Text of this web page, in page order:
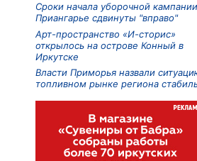
Сроки начала уборочной
Приангарье сдвинуты "вправо"
Арт-пространство «И-сторис»
открылось на острове Конный в
Иркутске
Власти Приморья назвали
топливном рынке региона